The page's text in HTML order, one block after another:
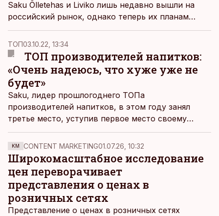
Saku Õlletehas и Liviko лишь недавно вышли на
российский рынок, однако теперь их планам
пришел конец.
ТОП03.10.22, 13:34
ТОП производителей напитков:
«Очень надеюсь, что хуже уже не
будет»
Saku, лидер прошлогоднего ТОПа
производителей напитков, в этом году занял
третье место, уступив первое место своему
главному конкуренту A. Le Coq, пишут
Tööstusuudised .
KM CONTENT MARKETING01.07.26, 10:32
Широкомасштабное исследование
цен переворачивает
представления о ценах в
розничных сетях
Представление о ценах в розничных сетях